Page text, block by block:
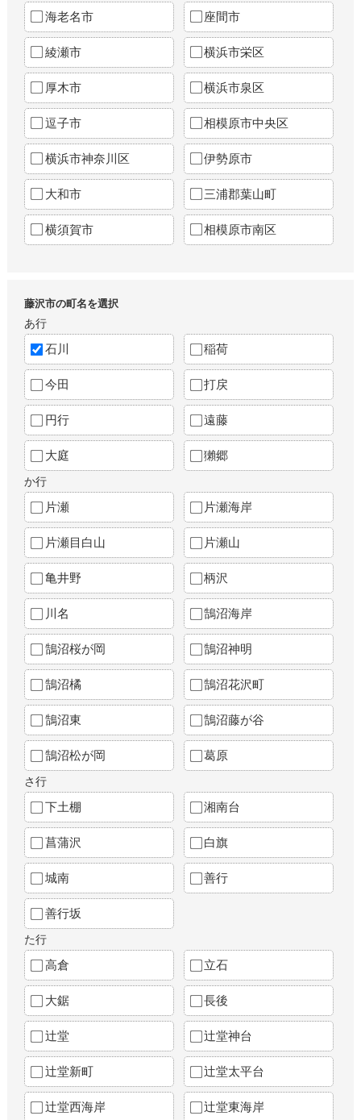
海老名市 座間市
綾瀬市 横浜市栄区
厚木市 横浜市泉区
逗子市 相模原市中央区
横浜市神奈川区 伊勢原市
大和市 三浦郡葉山町
横須賀市 相模原市南区
藤沢市の町名を選択
あ行
石川 稲荷
今田 打戻
円行 遠藤
大庭 獺郷
か行
片瀬 片瀬海岸
片瀬目白山 片瀬山
亀井野 柄沢
川名 鵠沼海岸
鵠沼桜が岡 鵠沼神明
鵠沼橘 鵠沼花沢町
鵠沼東 鵠沼藤が谷
鵠沼松が岡 葛原
さ行
下土棚 湘南台
菖蒲沢 白旗
城南 善行
善行坂
た行
高倉 立石
大鋸 長後
辻堂 辻堂神台
辻堂新町 辻堂太平台
辻堂西海岸 辻堂東海岸